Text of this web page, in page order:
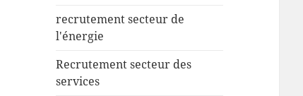
recrutement secteur de
l'énergie
Recrutement secteur des
services